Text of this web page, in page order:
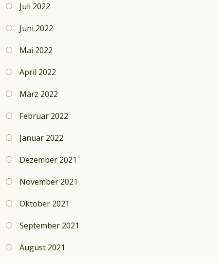
Juli 2022
Juni 2022
Mai 2022
April 2022
März 2022
Februar 2022
Januar 2022
Dezember 2021
November 2021
Oktober 2021
September 2021
August 2021